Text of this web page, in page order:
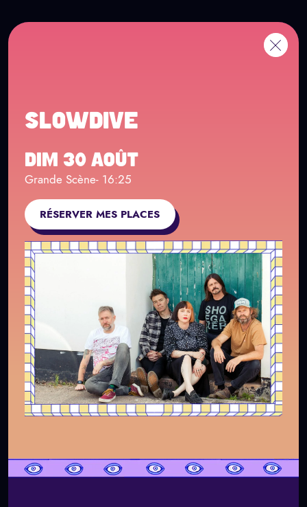
Aller au contenu principal
Retour
SLOWDIVE
DIM 30 AOÛT
Grande Scène- 16:25
RÉSERVER MES PLACES